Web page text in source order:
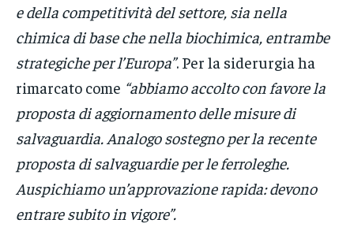
e della competitività del settore, sia nella
chimica di base che nella biochimica, entrambe
strategiche per l’Europa”. Per la siderurgia ha
rimarcato come “abbiamo accolto con favore la
proposta di aggiornamento delle misure di
salvaguardia. Analogo sostegno per la recente
proposta di salvaguardie per le ferroleghe.
Auspichiamo un’approvazione rapida: devono
entrare subito in vigore”.